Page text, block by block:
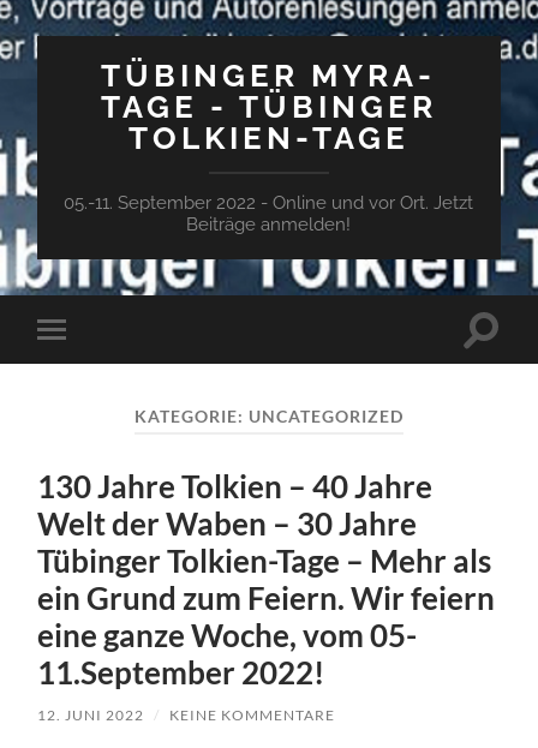
TÜBINGER MYRA-
TAGE - TÜBINGER
TOLKIEN-TAGE
05.-11. September 2022 - Online und vor Ort. Jetzt
Beiträge anmelden!
Mobile-
Menü
KATEGORIE: UNCATEGORIZED
130 Jahre Tolkien – 40 Jahre
Welt der Waben – 30 Jahre
Tübinger Tolkien-Tage – Mehr als
ein Grund zum Feiern. Wir feiern
eine ganze Woche, vom 05-
11.September 2022!
12. JUNI 2022 / KEINE KOMMENTARE